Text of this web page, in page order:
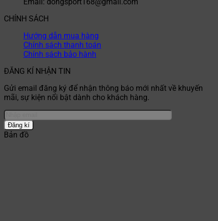
CHÍNH SÁCH
Hướng dẫn mua hàng
Chính sách thanh toán
Chính sách bảo hành
ĐĂNG KÍ NHẬN TIN
Gửi email đăng ký để nhận thông báo mới nhất về khuyến
mãi, sự kiện nổi bật dành cho khách hàng.
Bản đồ